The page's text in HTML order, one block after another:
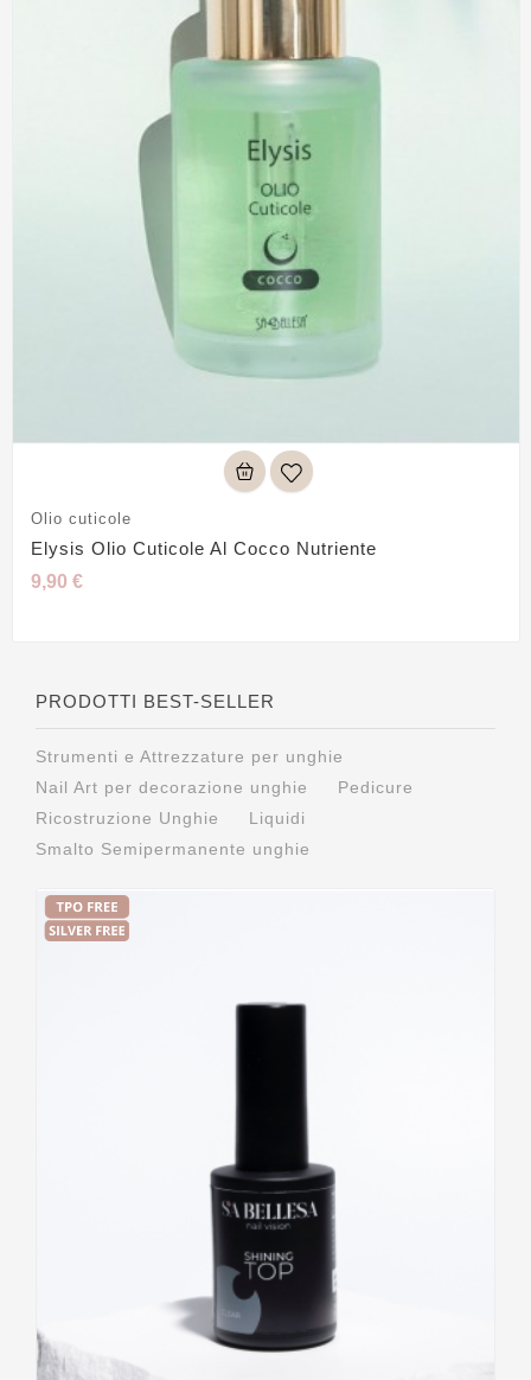
Olio cuticole
Elysis Olio Cuticole Al Cocco Nutriente
9,90 €
PRODOTTI BEST-SELLER
Strumenti e Attrezzature per unghie
Nail Art per decorazione unghie
Pedicure
Ricostruzione Unghie
Liquidi
Smalto Semipermanente unghie